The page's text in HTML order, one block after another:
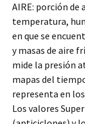
AIRE: porción de
temperatura,
en que se
y masas de aire
mide la presión
mapas del
representa en
Los valores